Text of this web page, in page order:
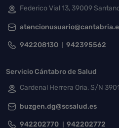
Federico Vial 13, 39009
942208130 942395562
Servicio Cántabro de Salud
Cardenal Herrera Oria, S/N
buzgen.dg@scsalud.es
942202770 942202772